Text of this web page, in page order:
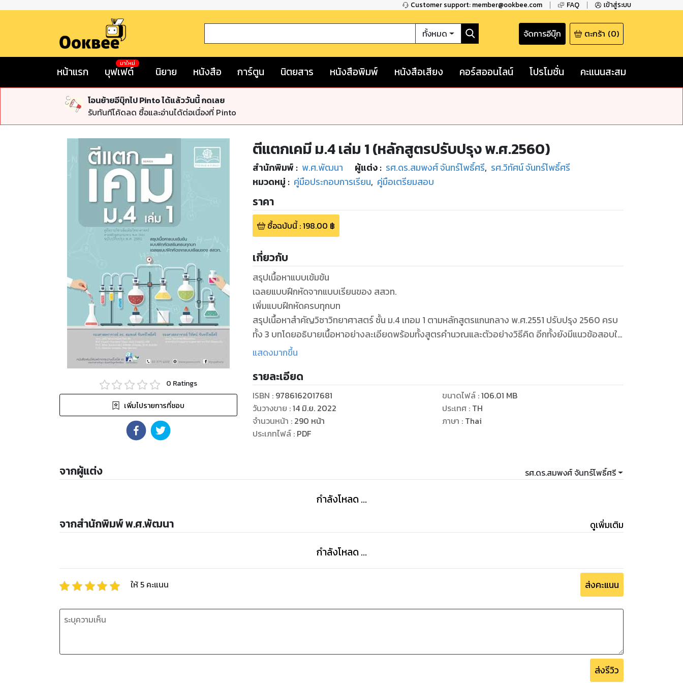
Customer support: member@ookbee.com FAQ เข้าสู่ระบบ
ทั้งหมด จัดการอีบุ๊ก ตะกร้า (0)
หน้าแรก บุฟเฟต์
มาใหม่
นิยาย หนังสือ การ์ตูน นิตยสาร หนังสือพิมพ์ หนังสือเสียง คอร์สออนไลน์ โปรโมชั่น คะแนนสะสม
โอนย้ายอีบุ๊กไป Pinto ได้แล้ววันนี้ กดเลย
รับทันทีโค้ดลด ซื้อและอ่านได้ต่อเนื่องที่ Pinto
0 Ratings
เพิ่มไปรายการที่ชอบ
ตีแตกเคมี ม.4 เล่ม 1 (หลักสูตรปรับปรุง พ.ศ.2560)
สำนักพิมพ์ : พ.ศ.พัฒนา ผู้แต่ง : รศ.ดร.สมพงศ์ จันทร์โพธิ์ศรี, รศ.วิทัศน์ จันทร์โพธิ์ศรี
หมวดหมู่ : คู่มือประกอบการเรียน, คู่มือเตรียมสอบ
ราคา
ซื้อฉบับนี้:198.00 ฿
เกี่ยวกับ
สรุปเนื้อหาแบบเข้มข้น
เฉลยแบบฝึกหัดจากแบบเรียนของ สสวท.
เพิ่มแบบฝึกหัดครบทุกบท
สรุปเนื้อหาสำคัญวิชาวิทยาศาสตร์ ชั้น ม.4 เทอม 1 ตามหลักสูตรแกนกลาง พ.ศ.2551 ปรับปรุง 2560 ครบ
ทั้ง 3 บทโดยอธิบายเนื้อหาอย่างละเอียดพร้อมทั้งสูตรคำนวณและตัวอย่างวิธีคิด อีกทั้งยังมีแนวข้อสอบให้
ฝึกทำท้ายบทแต่ละบท เพื่อให้นักเรียนชั้น ม.4 ใช้ทบทวนเตรียมตัวสอบได้ทั้งสอบกลางภาคและสอบปลาย
ความปลอดภัยและทักษะในการปฏิบัติการเคมี
อะตอมและสมบัติของธาตุ
พันธะเคมี
แสดงมากขึ้น
รายละเอียด
ISBN : 9786162017681
วันวางขาย :14 มิ.ย. 2022
จำนวนหน้า : 290 หน้า
ประเภทไฟล์: PDF
ขนาดไฟล์:106.01 MB
ประเทศ : TH
ภาษา : Thai
จากผู้แต่ง รศ.ดร.สมพงศ์ จันทร์โพธิ์ศรี
กำลังโหลด ...
จากสำนักพิมพ์ พ.ศ.พัฒนา ดูเพิ่มเติม
กำลังโหลด ...
ให้ 5 คะแนน ส่งคะแนน
ส่งรีวิว